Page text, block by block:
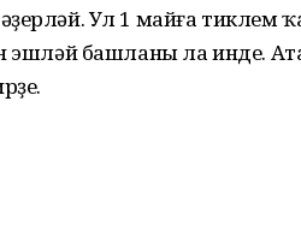
Ул 1 майға тиклем
эшләй башланы ла инде.